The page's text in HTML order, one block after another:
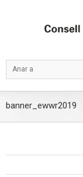
Anar a
banner_ewwr2019